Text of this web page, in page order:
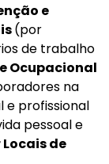
e
(por
de trabalho
Ocupacional
na
e profissional
pessoal e
de